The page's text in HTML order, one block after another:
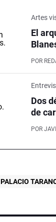
Artes
El
POR
Dos
de
POR
PALACIO